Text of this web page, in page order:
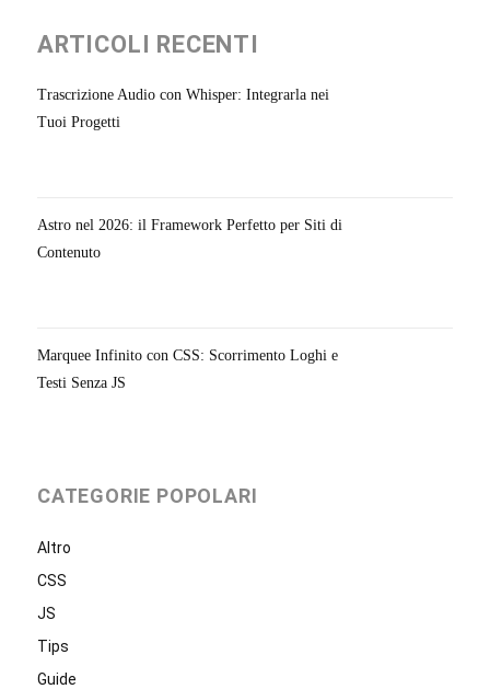
ARTICOLI RECENTI
Trascrizione Audio con Whisper: Integrarla nei
Tuoi Progetti
Astro nel 2026: il Framework Perfetto per Siti di
Contenuto
Marquee Infinito con CSS: Scorrimento Loghi e
Testi Senza JS
CATEGORIE POPOLARI
Altro
CSS
JS
Tips
Guide